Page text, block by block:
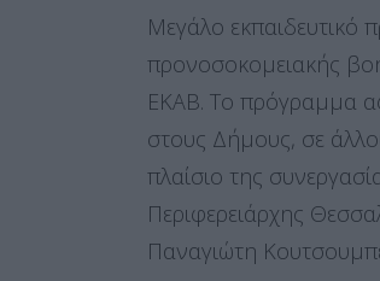
Μεγάλο
προνοσοκομειακής
ΕΚΑΒ. Το πρόγραμμα
στους Δήμους, σε
πλαίσιο της
Περιφερειάρχης
Παναγιώτη